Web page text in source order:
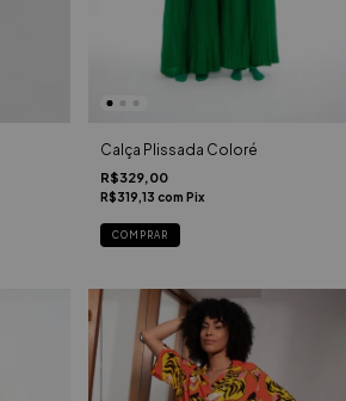
Calça Plissada Coloré
R$329,00
R$319,13 com Pix
COMPRAR